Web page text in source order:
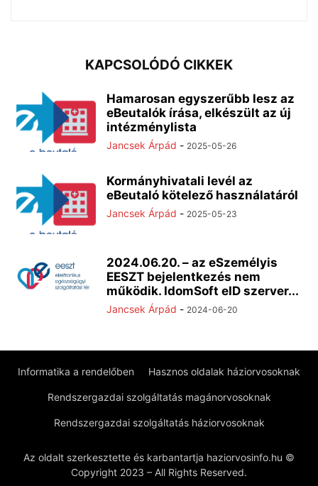
KAPCSOLÓDÓ CIKKEK
Hamarosan egyszerűbb lesz az
eBeutalók írása, elkészült az új
intézménylista
Jancsek Árpád - 2025-05-26
Kormányhivatali levél az
eBeutaló kötelező használatáról
Jancsek Árpád - 2025-05-23
2024.06.20. – az eSzemélyis
EESZT bejelentkezés nem
működik. IdomSoft eID szerver...
Jancsek Árpád - 2024-06-20
Informatika a rendelőben Hasznos oldalak háziorvosoknak
Rendszergazdai szolgáltatás magánorvosoknak
Rendszergazdai szolgáltatás háziorvosoknak
Az oldalt szerkesztette és karbantartja haziorvosinfo.hu ©
Copyright 2023 – All Rights Reserved.